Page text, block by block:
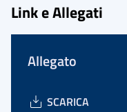
Link e Allegati
Allegato
SCARICA